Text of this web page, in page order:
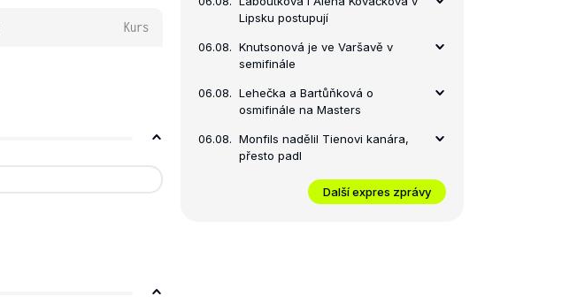
Kurs
Lipsku postupují
06.08. Knutsonová je ve Varšavě v
semifinále
06.08. Lehečka a Bartůňková o
osmifinále na Masters
06.08. Monfils nadělil Tienovi kanára,
přesto padl
Další expres zprávy